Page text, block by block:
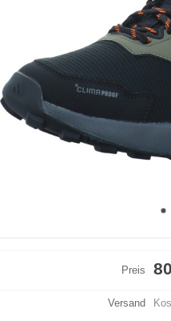
Preis
Versand